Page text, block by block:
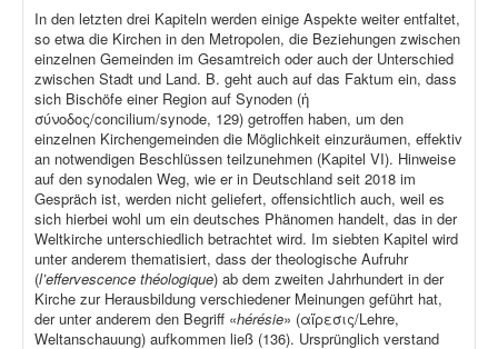
In den letzten drei Kapiteln werden einige Aspekte weiter entfaltet,
so etwa die Kirchen in den Metropolen, die Beziehungen zwischen
einzelnen Gemeinden im Gesamtreich oder auch der Unterschied
zwischen Stadt und Land. B. geht auch auf das Faktum ein, dass
sich Bischöfe einer Region auf Synoden (ἡ
σύνοδος/concilium/synode, 129) getroffen haben, um den
einzelnen Kirchengemeinden die Möglichkeit einzuräumen, effektiv
an notwendigen Beschlüssen teilzunehmen (Kapitel VI). Hinweise
auf den synodalen Weg, wie er in Deutschland seit 2018 im
Gespräch ist, werden nicht geliefert, offensichtlich auch, weil es
sich hierbei wohl um ein deutsches Phänomen handelt, das in der
Weltkirche unterschiedlich betrachtet wird. Im siebten Kapitel wird
unter anderem thematisiert, dass der theologische Aufruhr
(l’effervescence théologique) ab dem zweiten Jahrhundert in der
Kirche zur Herausbildung verschiedener Meinungen geführt hat,
der unter anderem den Begriff «hérésie» (αἵρεσις/Lehre,
Weltanschauung) aufkommen ließ (136). Ursprünglich verstand